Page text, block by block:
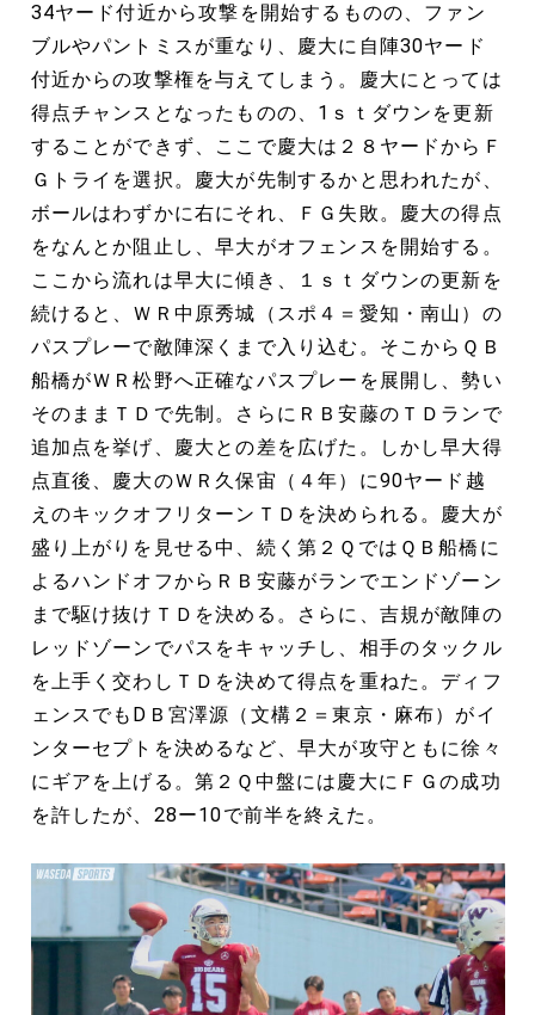
34ヤード付近から攻撃を開始するものの、ファン
ブルやパントミスが重なり、慶大に自陣30ヤード
付近からの攻撃権を与えてしまう。慶大にとっては
得点チャンスとなったものの、1ｓｔダウンを更新
することができず、ここで慶大は２８ヤードからＦ
Ｇトライを選択。慶大が先制するかと思われたが、
ボールはわずかに右にそれ、ＦＧ失敗。慶大の得点
をなんとか阻止し、早大がオフェンスを開始する。
ここから流れは早大に傾き、１ｓｔダウンの更新を
続けると、ＷＲ中原秀城（スポ４＝愛知・南山）の
パスプレーで敵陣深くまで入り込む。そこからＱＢ
船橋がＷＲ松野へ正確なパスプレーを展開し、勢い
そのままＴＤで先制。さらにＲＢ安藤のＴＤランで
追加点を挙げ、慶大との差を広げた。しかし早大得
点直後、慶大のＷＲ久保宙（４年）に90ヤード越
えのキックオフリターンＴＤを決められる。慶大が
盛り上がりを見せる中、続く第２ＱではＱＢ船橋に
よるハンドオフからＲＢ安藤がランでエンドゾーン
まで駆け抜けＴＤを決める。さらに、吉規が敵陣の
レッドゾーンでパスをキャッチし、相手のタックル
を上手く交わしＴＤを決めて得点を重ねた。ディフ
ェンスでもDＢ宮澤源（文構２＝東京・麻布）がイ
ンターセプトを決めるなど、早大が攻守ともに徐々
にギアを上げる。第２Ｑ中盤には慶大にＦＧの成功
を許したが、28ー10で前半を終えた。